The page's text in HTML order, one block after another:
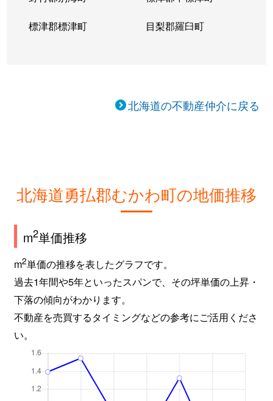
標津郡標津町 目梨郡羅臼町
北海道の不動産仲介に戻る
北海道勇払郡むかわ町の地価推移
m2単価推移
m2単価の推移を表したグラフです。
過去1年間や5年といったスパンで、その坪単価の上昇・
下落の傾向がわかります。
不動産を売買するタイミングなどの参考にご活用くださ
い。